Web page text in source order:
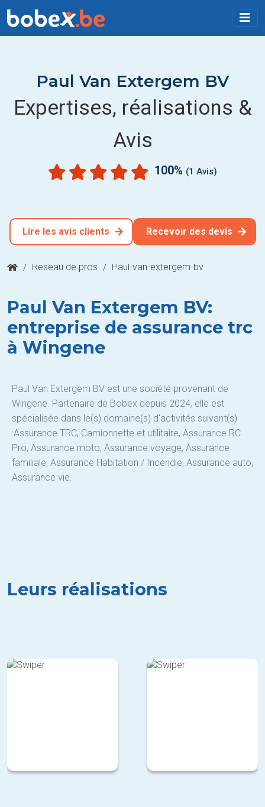
Paul Van Extergem BV
Expertises, réalisations &
Avis
100% (1 Avis)
Lire les avis clients Recevoir des devis
/ Réseau de pros / Paul-van-extergem-bv
Paul Van Extergem BV:
entreprise de assurance trc
à Wingene
Paul Van Extergem BV est une société provenant de
Wingene. Partenaire de Bobex depuis 2024, elle est
spécialisée dans le(s) domaine(s) d'activités suivant(s)
:Assurance TRC, Camionnette et utilitaire, Assurance RC
Pro, Assurance moto, Assurance voyage, Assurance
familiale, Assurance Habitation / Incendie, Assurance auto,
Assurance vie.
Leurs réalisations